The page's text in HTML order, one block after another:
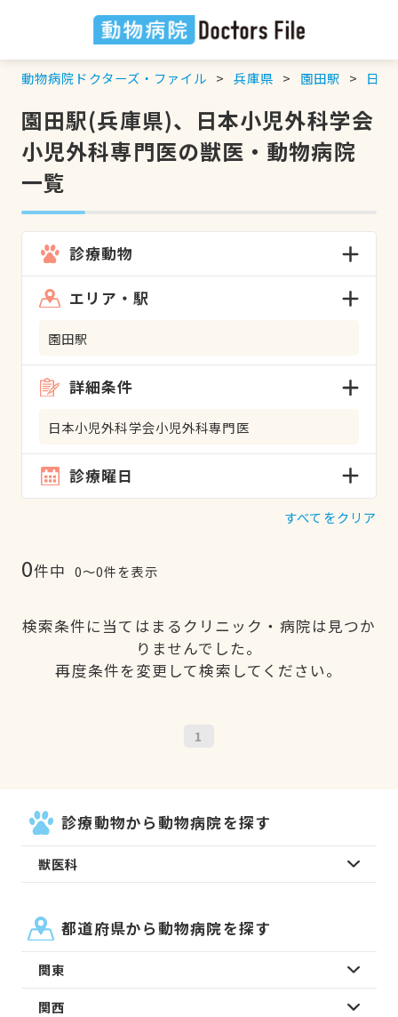
動物病院ドクターズ・ファイル 兵庫県 園田駅 日本
園田駅(兵庫県)、日本小児外科学会
小児外科専門医の獣医・動物病院
一覧
診療動物
エリア・駅
園田駅
詳細条件
日本小児外科学会小児外科専門医
診療曜日
すべてをクリア
0件中 0〜0件を表示
検索条件に当てはまるクリニック・病院は見つか
りませんでした。
再度条件を変更して検索してください。
1
診療動物から動物病院を探す
獣医科
都道府県から動物病院を探す
関東
関西